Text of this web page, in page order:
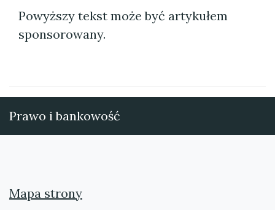
Powyższy tekst może być artykułem
sponsorowany.
Prawo i bankowość
Mapa strony